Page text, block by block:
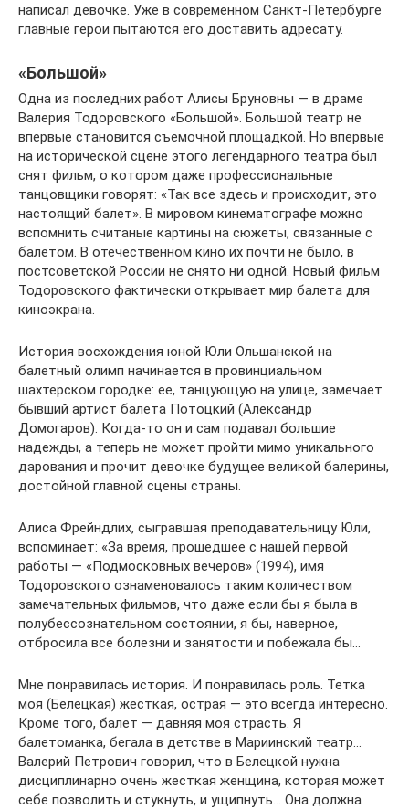
написал девочке. Уже в современном Санкт-Петербурге
главные герои пытаются его доставить адресату.
«Большой»
Одна из последних работ Алисы Бруновны — в драме
Валерия Тодоровского «Большой». Большой театр не
впервые становится съемочной площадкой. Но впервые
на исторической сцене этого легендарного театра был
снят фильм, о котором даже профессиональные
танцовщики говорят: «Так все здесь и происходит, это
настоящий балет». В мировом кинематографе можно
вспомнить считаные картины на сюжеты, связанные с
балетом. В отечественном кино их почти не было, в
постсоветской России не снято ни одной. Новый фильм
Тодоровского фактически открывает мир балета для
киноэкрана.
История восхождения юной Юли Ольшанской на
балетный олимп начинается в провинциальном
шахтерском городке: ее, танцующую на улице, замечает
бывший артист балета Потоцкий (Александр
Домогаров). Когда-то он и сам подавал большие
надежды, а теперь не может пройти мимо уникального
дарования и прочит девочке будущее великой балерины,
достойной главной сцены страны.
Алиса Фрейндлих, сыгравшая преподавательницу Юли,
вспоминает: «За время, прошедшее с нашей первой
работы — «Подмосковных вечеров» (1994), имя
Тодоровского ознаменовалось таким количеством
замечательных фильмов, что даже если бы я была в
полубессознательном состоянии, я бы, наверное,
отбросила все болезни и занятости и побежала бы…
Мне понравилась история. И понравилась роль. Тетка
моя (Белецкая) жесткая, острая — это всегда интересно.
Кроме того, балет — давняя моя страсть. Я
балетоманка, бегала в детстве в Мариинский театр…
Валерий Петрович говорил, что в Белецкой нужна
дисциплинарно очень жесткая женщина, которая может
себе позволить и стукнуть, и ущипнуть… Она должна